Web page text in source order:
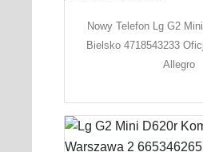
Nowy Telefon Lg G2
Bielsko 4718543233
Allegro